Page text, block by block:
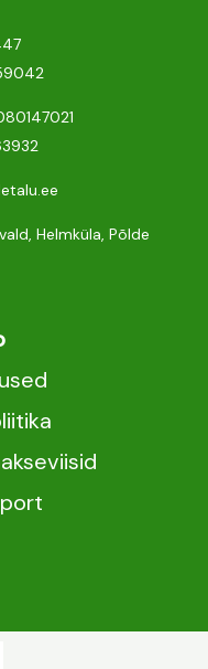
Helmküla, Põlde